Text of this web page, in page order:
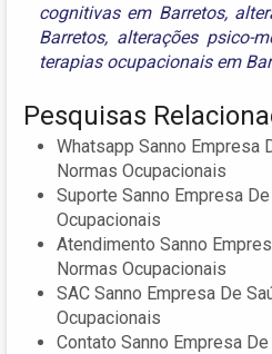
cognitivas em Barretos,
Barretos, alterações psico-
terapias ocupacionais em
Pesquisas
Whatsapp Sanno Empresa
Normas Ocupacionais
Suporte Sanno Empresa
Ocupacionais
Atendimento Sanno
Normas Ocupacionais
SAC Sanno Empresa De
Ocupacionais
Contato Sanno Empresa